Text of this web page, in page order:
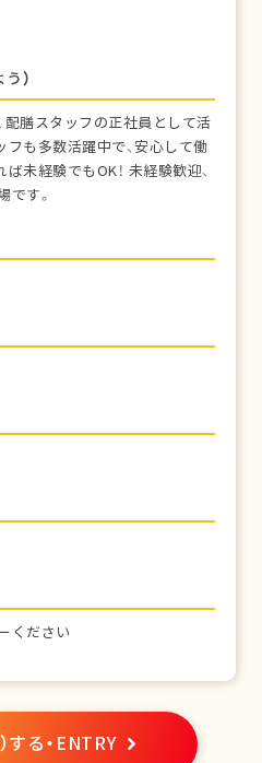
）
配膳スタッフの正社員として活
も多数活躍中で、安心して働
未経験でもOK！ 未経験歓迎、
です。
ください
する・ENTRY